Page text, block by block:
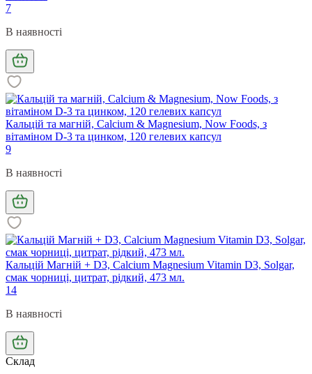
7
В наявності
Кальцій та магній, Calcium & Magnesium, Now Foods, з
вітаміном D-3 та цинком, 120 гелевих капсул
9
В наявності
Кальцій Магній + D3, Calcium Magnesium Vitamin D3, Solgar,
смак чорниці, цитрат, рідкий, 473 мл.
14
В наявності
Склад